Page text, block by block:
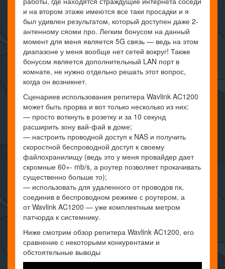
и на втором этаже имеются все таки просадки и я
был удивлен результатом, который доступен даже 2-
антенному сяоми про. Легким бонусом на данный
момент для меня является 5G связь — ведь на этом
диапазоне у меня вообще нет сетей вокруг! Также
бонусом является дополнительный LAN порт в
комнате, не нужно отдельно решать этот вопрос,
когда он возникнет.
Сценариев использования репитера Wavlink AC1200
может быть прорва и вот только несколько из них:
— просто воткнуть в розетку и за 10 секунд
расширить зону вай-фай в доме;
— настроить проводной доступ к NAS и получить
скоростной беспроводной доступ к своему
файлохранилищу (ведь это у меня провайдер дает
скромные 60+- mb/s, а роутер позволяет прокачивать
существенно больше то);
— использовать для удаленного от проводов пк,
соединив в беспроводном режиме с роутером, а
от Wavlink AC1200 — уже комплектным метром
патчорда к системнику.
Ниже смотрим обзор репитера Wavlink AC1200, его
сравнение с некоторыми конкурентами и
обстоятельные выводы